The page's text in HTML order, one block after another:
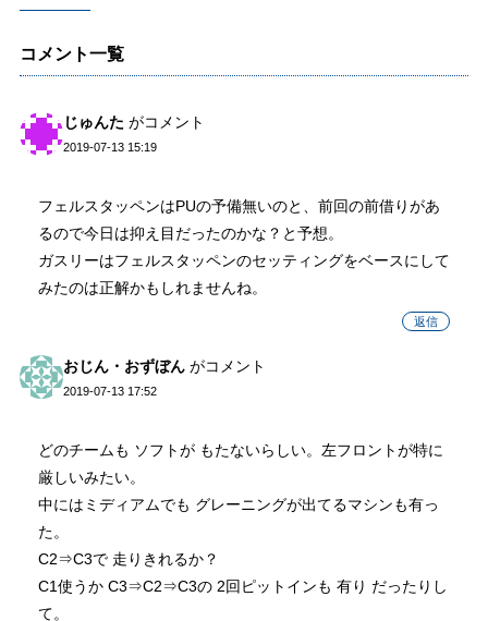
コメント一覧
じゅんた がコメント
2019-07-13 15:19
フェルスタッペンはPUの予備無いのと、前回の前借りがあ
るので今日は抑え目だったのかな？と予想。
ガスリーはフェルスタッペンのセッティングをベースにして
みたのは正解かもしれませんね。
返信
おじん・おずぼん がコメント
2019-07-13 17:52
どのチームも ソフトが もたないらしい。左フロントが特に
厳しいみたい。
中にはミディアムでも グレーニングが出てるマシンも有っ
た。
C2⇒C3で 走りきれるか？
C1使うか C3⇒C2⇒C3の 2回ピットインも 有り だったりし
て。